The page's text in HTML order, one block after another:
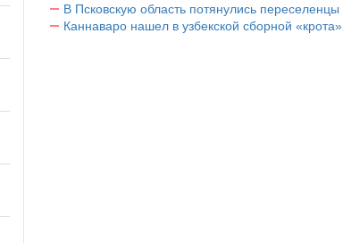
В Псковскую область потянулись переселенцы
Каннаваро нашел в узбекской сборной «крота».